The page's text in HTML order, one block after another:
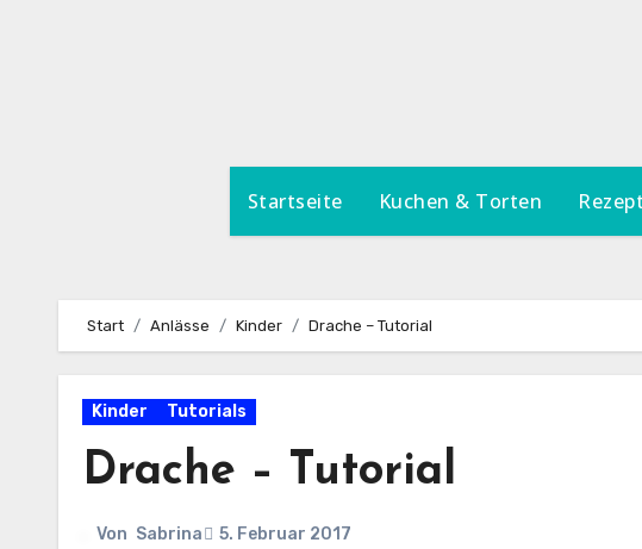
Startseite Kuchen & Torten
Start Anlässe Kinder Drache – Tutorial
Kinder Tutorials
Drache – Tutorial
Von Sabrina 5. Februar 2017